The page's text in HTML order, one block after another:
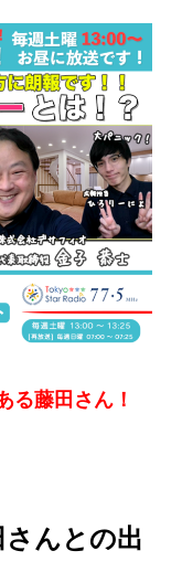
る藤田さん！
んとの出